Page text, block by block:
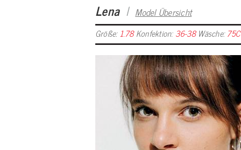
Lena I Model Übersicht
Größe: 1.78 Konfektion: 36-38 Wäsche:75C